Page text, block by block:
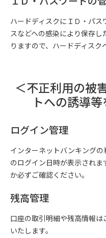
ハードディスクにＩＤ・パ
スなどへの感染により保存
りますので、ハードディスク
＜不正利用の被
トへの誘導
ログイン管理
インターネットバンキング
のログイン日時が表示され
か必ずご確認ください。
残高管理
口座の取引明細や残高情報
いたします。